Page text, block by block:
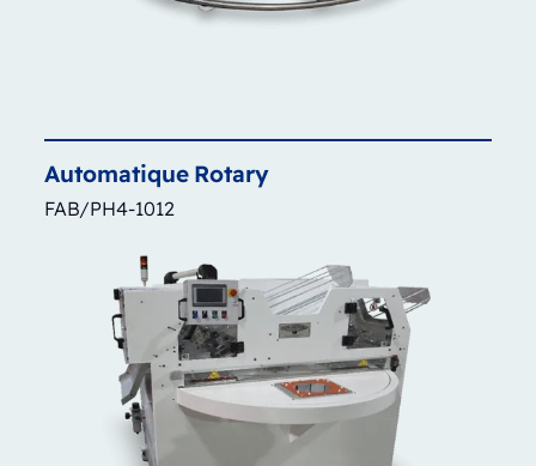
Automatique Rotary
FAB/PH4-1012